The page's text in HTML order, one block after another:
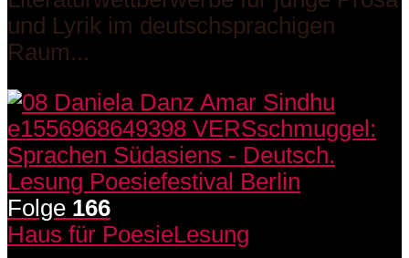
und Lyrik im deutschsprachigen
Raum...
Folge 166
Haus für PoesieLesung